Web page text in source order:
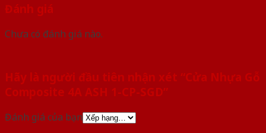
Đánh giá
Chưa có đánh giá nào.
Hãy là người đầu tiên nhận xét “Cửa Nhựa Gỗ
Composite 4A ASH 1-CP-SGD”
Đánh giá của bạn